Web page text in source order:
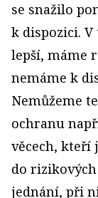
se snažilo
k dispozici.
lepší, máme
nemáme k
Nemůžeme
ochranu
věcech, kteří
do
jednání, při